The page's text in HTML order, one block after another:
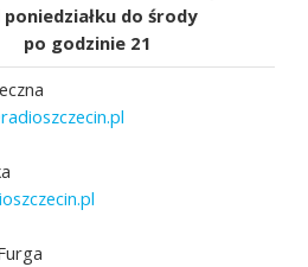
poniedziałku do środy
po godzinie 21